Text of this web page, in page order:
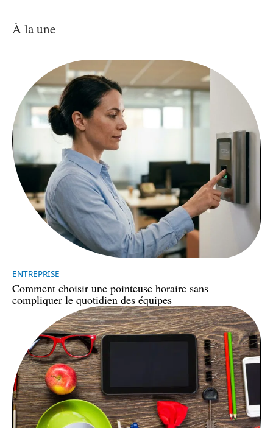
À la une
ENTREPRISE
Comment choisir une pointeuse horaire sans
compliquer le quotidien des équipes